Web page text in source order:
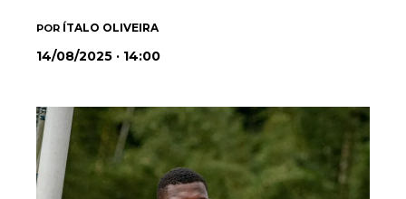
POR ÍTALO OLIVEIRA
14/08/2025 · 14:00